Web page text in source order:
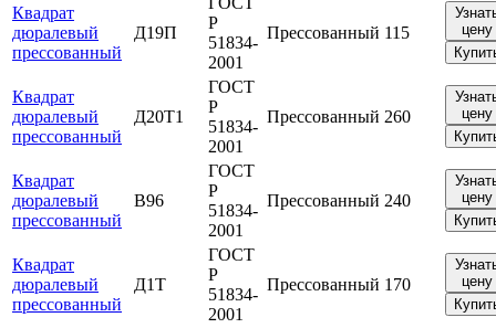
Квадрат
дюралевый
прессованный
Д19П
Р
51834-
2001
Прессованный 115
цену
Квадрат
дюралевый
прессованный
Д20Т1
ГОСТ
Р
51834-
2001
Прессованный 260
цену
Квадрат
дюралевый
прессованный
В96
ГОСТ
Р
51834-
2001
Прессованный 240
цену
Квадрат
дюралевый
прессованный
Д1Т
ГОСТ
Р
51834-
2001
Прессованный 170
цену